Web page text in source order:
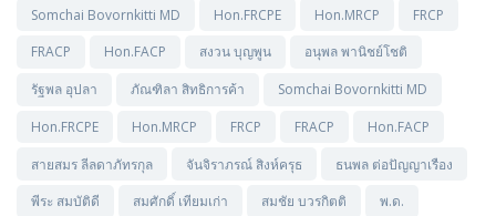
Somchai Bovornkitti MD
Hon.FRCPE Hon.MRCP
FRCP
FRACP
Hon.FACP สงวน บุญพูน
อนุพล พานิชย์โชติ
รัฐพล อุปลา
ภัณฑิลา สิทธิการค้า
Somchai Bovornkitti MD
Hon.FRCPE
Hon.MRCP FRCP FRACP
Hon.FACP
สายสมร ลีลดาภัทรกุล
จันจิราภรณ์ สิงห์ครุธ
ธนพล ต่อปัญญาเรือง
พีระ สมบัติดี
สมศักดิ์ เทียมเก่า สมชัย บวรกิตติ
พ.ด.